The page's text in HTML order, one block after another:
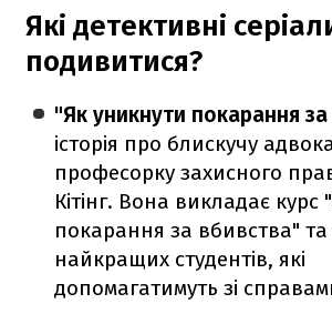
Які детективні
подивитися?
"Як уникнути покарання
історія про блискучу
професорку захисного
Кітінг. Вона викладає курс
покарання за вбивства"
найкращих студентів, які
допомагатимуть зі